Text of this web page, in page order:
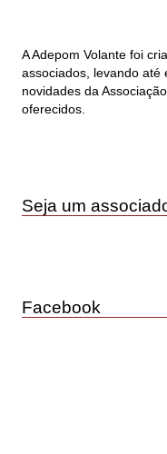
A Adepom Volante foi
associados, levando até
novidades da
oferecidos.
Seja um
Facebook